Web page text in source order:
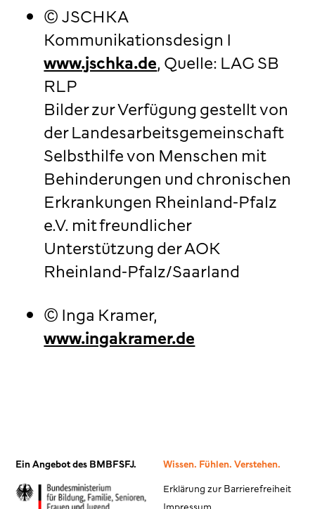
© JSCHKA
Kommunikationsdesign I
www.jschka.de, Quelle: LAG SB
RLP
Bilder zur Verfügung gestellt von
der Landesarbeitsgemeinschaft
Selbsthilfe von Menschen mit
Behinderungen und chronischen
Erkrankungen Rheinland-Pfalz
e.V. mit freundlicher
Unterstützung der AOK
Rheinland-Pfalz/Saarland
© Inga Kramer,
www.ingakramer.de
Ein Angebot des BMBFSFJ. Wissen. Fühlen. Verstehen.
Erklärung zur Barrierefreiheit